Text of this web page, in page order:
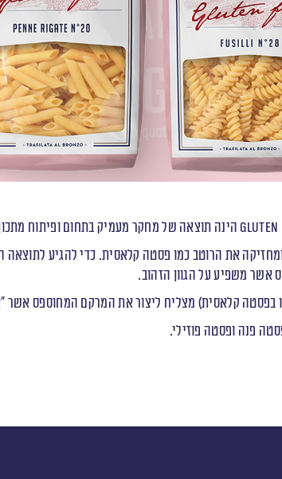
Gluten הינה תוצאה של מחקר מעמיק בתחום ופיתוח
את הרוטב כמו פסטה קלאסית. כדי להגיע
אשר משפיע על הגוון הזהוב.
בפסטה קלאסית) מצליח ליצור את המרקם המחוספס אשר
פנה ופסטה פוזילי.